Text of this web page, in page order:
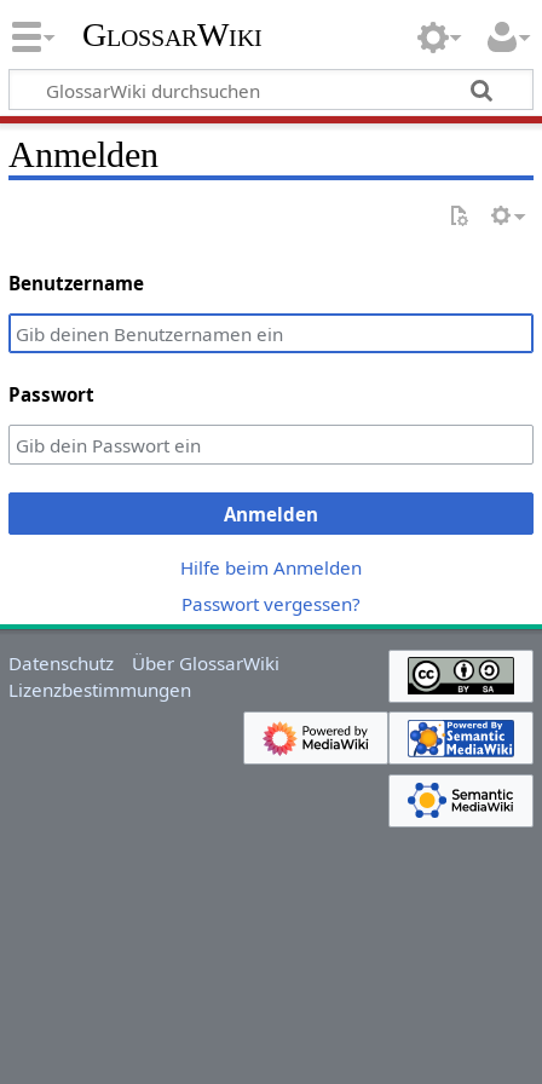
GlossarWiki
Anmelden
Benutzername
Passwort
Anmelden
Hilfe beim Anmelden
Passwort vergessen?
Datenschutz
Über GlossarWiki
Lizenzbestimmungen